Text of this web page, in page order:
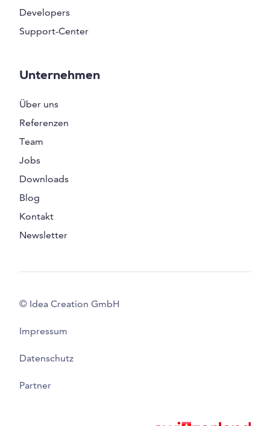
Developers
Support-Center
Unternehmen
Über uns
Referenzen
Team
Jobs
Downloads
Blog
Kontakt
Newsletter
© Idea Creation GmbH
Impressum
Datenschutz
Partner